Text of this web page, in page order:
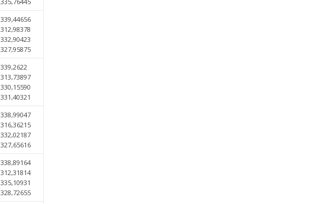
339,44656
312,98378
332,90423
327,95875
339,2622
313,73897
330,15590
331,40321
338,99047
316,36215
332,02187
327,65616
338,89164
312,31814
335,10931
328,72655